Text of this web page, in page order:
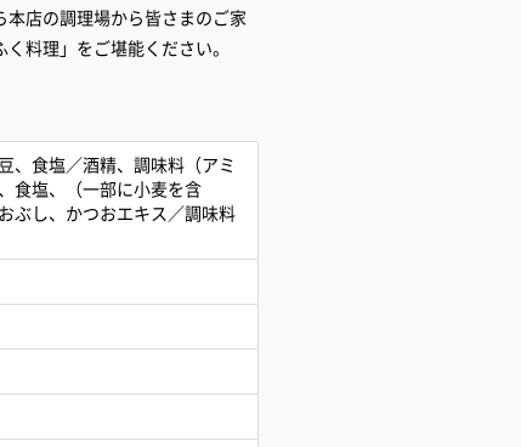
店の調理場から皆さまのご家
料理」をご堪能ください。
、食塩／酒精、調味料（アミ
食塩、（一部に小麦を含
ぶし、かつおエキス／調味料